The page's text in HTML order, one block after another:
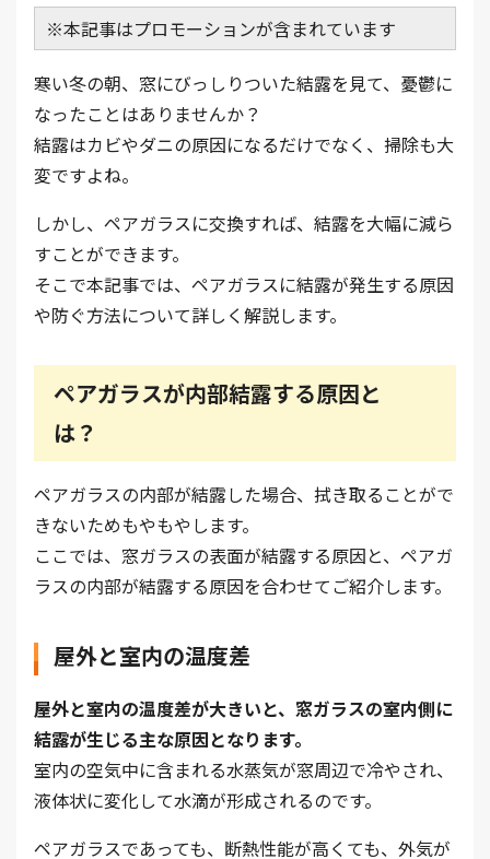
※本記事はプロモーションが含まれています
寒い冬の朝、窓にびっしりついた結露を見て、憂鬱に
なったことはありませんか？
結露はカビやダニの原因になるだけでなく、掃除も大
変ですよね。
しかし、ペアガラスに交換すれば、結露を大幅に減ら
すことができます。
そこで本記事では、ペアガラスに結露が発生する原因
や防ぐ方法について詳しく解説します。
ペアガラスが内部結露する原因と
は？
ペアガラスの内部が結露した場合、拭き取ることがで
きないためもやもやします。
ここでは、窓ガラスの表面が結露する原因と、ペアガ
ラスの内部が結露する原因を合わせてご紹介します。
屋外と室内の温度差
屋外と室内の温度差が大きいと、窓ガラスの室内側に
結露が生じる主な原因となります。
室内の空気中に含まれる水蒸気が窓周辺で冷やされ、
液体状に変化して水滴が形成されるのです。
ペアガラスであっても、断熱性能が高くても、外気が